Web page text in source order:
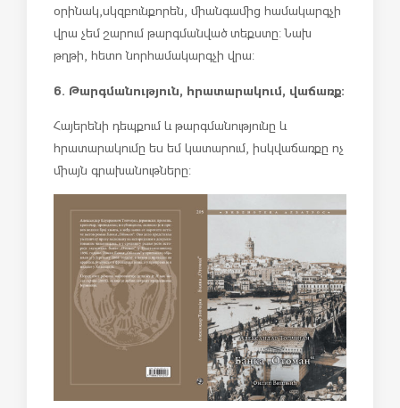
օրինակ, սկզբունքորեն, միանգամից համակարգչի
վրա չեմ շարում թարգմանված տեքստը: Նախ
թղթի, հետո նոր համակարգչի վրա:
6. Թարգմանություն, հրատարակում, վաճառք:
Հայերենի դեպքում և թարգմանությունը և
հրատարակումը ես եմ կատարում, իսկ վաճառքը ոչ
միայն գրախանութները: